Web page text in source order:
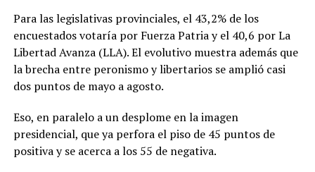
Para las legislativas provinciales, el 43,2% de los
encuestados votaría por Fuerza Patria y el 40,6 por La
Libertad Avanza (LLA). El evolutivo muestra además que
la brecha entre peronismo y libertarios se amplió casi
dos puntos de mayo a agosto.
Eso, en paralelo a un desplome en la imagen
presidencial, que ya perfora el piso de 45 puntos de
positiva y se acerca a los 55 de negativa.